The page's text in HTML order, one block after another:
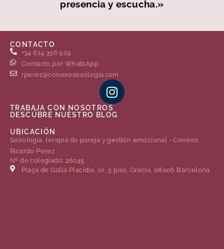
presencia y escucha.»
CONTACTO
+34 614 356 929
Contacto por WhatsApp
rperez@conexosexologia.com
TRABAJA CON NOSOTROS
DESCÚBRE NUESTRO BLOG
UBICACIÓN
Sexología, terapia de pareja y gestión emocional - Conexo.
Ricardo Perez
Nº de colegiado: 26245
Plaça de Gal·la Placídia, 10, 5 piso, Gracia, 08006 Barcelona